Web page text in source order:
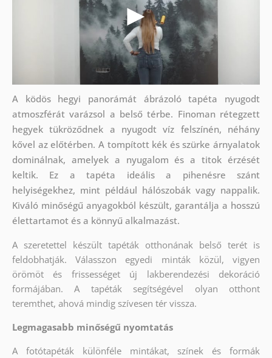
A ködös hegyi panorámát ábrázoló tapéta nyugodt
atmoszférát varázsol a belső térbe. Finoman rétegzett
hegyek tükröződnek a nyugodt víz felszínén, néhány
kővel az előtérben. A tompított kék és szürke árnyalatok
dominálnak, amelyek a nyugalom és a titok érzését
keltik. Ez a tapéta ideális a pihenésre szánt
helyiségekhez, mint például hálószobák vagy nappalik.
Kiváló minőségű anyagokból készült, garantálja a hosszú
élettartamot és a könnyű alkalmazást.
A szeretettel készült tapéták otthonának belső terét is
feldobhatják. Válasszon egyedi minták közül, vigyen
örömöt és frissességet új lakberendezési dekoráció
formájában. A tapéták segítségével olyan otthont
teremthet, ahová mindig szívesen tér vissza.
Legmagasabb minőségű nyomtatás
A fotótapéták különféle mintákat, színek és formák